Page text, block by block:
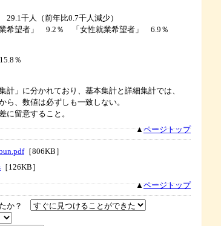
千人（前年比0.7千人減少）
望者」 9.2％ 「女性就業希望者」 6.9％
％
計」に分かれており、基本集計と詳細集計では、
、数値は必ずしも一致しない。
に留意すること。
▲ページトップ
［806KB］
［126KB］
▲ページトップ
たか？